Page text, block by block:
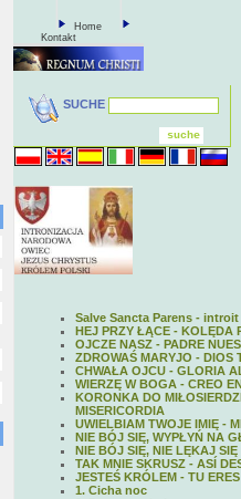
Home
Kontakt
SUCHE
Salve Sancta Parens - introit
HEJ PRZY ŁĄCE - KOLĘDA
OJCZE NASZ - PADRE
ZDROWAŚ MARYJO - DIOS
CHWAŁA OJCU - GLORIA
WIERZĘ W BOGA - CREO
KORONKA DO
MISERICORDIA
UWIELBIAM TWOJE IMIĘ -
NIE BÓJ SIĘ, WYPŁYŃ NA
NIE BÓJ SIĘ, NIE LĘKAJ
TAK MNIE SKRUSZ - ASÍ
JESTEŚ KRÓLEM - TU
1. Cicha noc